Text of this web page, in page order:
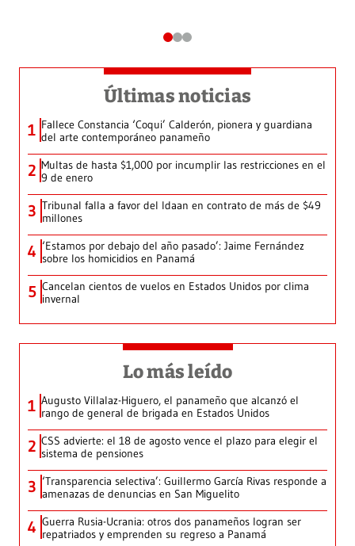
Últimas noticias
1 Fallece Constancia ‘Coqui’ Calderón, pionera y guardiana
del arte contemporáneo panameño
2 Multas de hasta $1,000 por incumplir las restricciones en el
9 de enero
3 Tribunal falla a favor del Idaan en contrato de más de $49
millones
4 ‘Estamos por debajo del año pasado’: Jaime Fernández
sobre los homicidios en Panamá
5 Cancelan cientos de vuelos en Estados Unidos por clima
invernal
Lo más leído
1 Augusto Villalaz-Higuero, el panameño que alcanzó el
rango de general de brigada en Estados Unidos
2 CSS advierte: el 18 de agosto vence el plazo para elegir el
sistema de pensiones
3 ‘Transparencia selectiva’: Guillermo García Rivas responde a
amenazas de denuncias en San Miguelito
4 Guerra Rusia-Ucrania: otros dos panameños logran ser
repatriados y emprenden su regreso a Panamá